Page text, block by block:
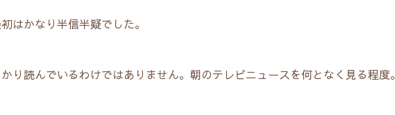
はかなり半信半疑でした。
り読んでいるわけではありません。朝のテレビニュースを何となく見る程度。